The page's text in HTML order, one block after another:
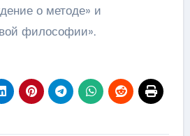
о методе» и
философии».